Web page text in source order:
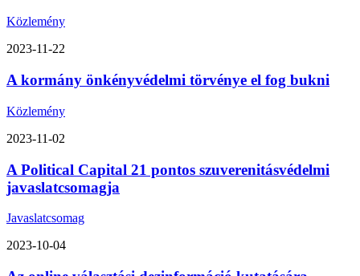
Közlemény
2023-11-22
A kormány önkényvédelmi törvénye el fog bukni
Közlemény
2023-11-02
A Political Capital 21 pontos szuverenitásvédelmi
javaslatcsomagja
Javaslatcsomag
2023-10-04